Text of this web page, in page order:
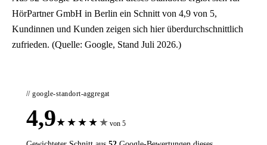
HörPartner GmbH in Berlin ein Schnitt von 4,9 von 5,
Kundinnen und Kunden zeigen sich hier überdurchschnittlich
zufrieden. (Quelle: Google, Stand Juli 2026.)
// google-standort-aggregat
4,9★ ★ ★ ★ ★ von 5